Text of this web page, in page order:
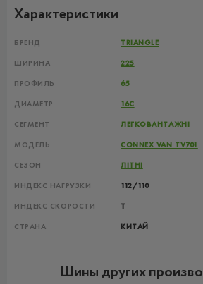
Характеристики
БРЕНД TRIANGLE
ШИРИНА 225
ПРОФИЛЬ 65
ДИАМЕТР 16C
СЕГМЕНТ ЛЕГКОВАНТАЖНІ
МОДЕЛЬ CONNEX VAN TV701
СЕЗОН ЛІТНІ
ИНДЕКС НАГРУЗКИ 112/110
ИНДЕКС СКОРОСТИ T
СТРАНА КИТАЙ
Шины других